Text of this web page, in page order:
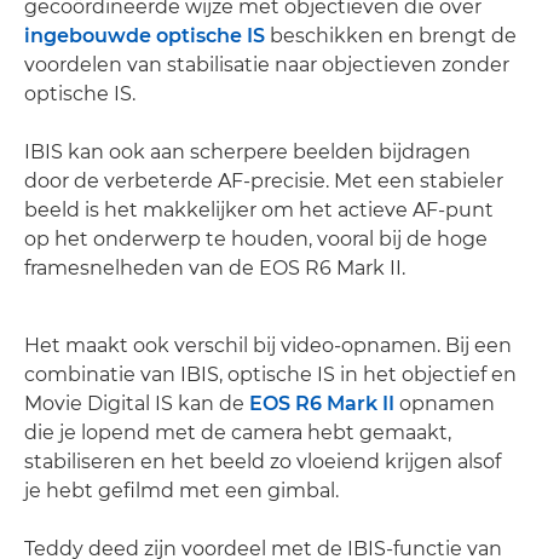
gecoördineerde wijze met objectieven die over
ingebouwde optische IS beschikken en brengt de
voordelen van stabilisatie naar objectieven zonder
optische IS.
IBIS kan ook aan scherpere beelden bijdragen
door de verbeterde AF-precisie. Met een stabieler
beeld is het makkelijker om het actieve AF-punt
op het onderwerp te houden, vooral bij de hoge
framesnelheden van de EOS R6 Mark II.
Het maakt ook verschil bij video-opnamen. Bij een
combinatie van IBIS, optische IS in het objectief en
Movie Digital IS kan de EOS R6 Mark II opnamen
die je lopend met de camera hebt gemaakt,
stabiliseren en het beeld zo vloeiend krijgen alsof
je hebt gefilmd met een gimbal.
Teddy deed zijn voordeel met de IBIS-functie van